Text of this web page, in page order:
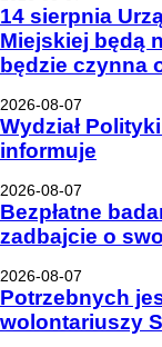
14 sierpnia
Miejskiej będą
będzie czynna
2026-08-07
Wydział
informuje
2026-08-07
Bezpłatne
zadbajcie o
2026-08-07
Potrzebnych
wolontariuszy